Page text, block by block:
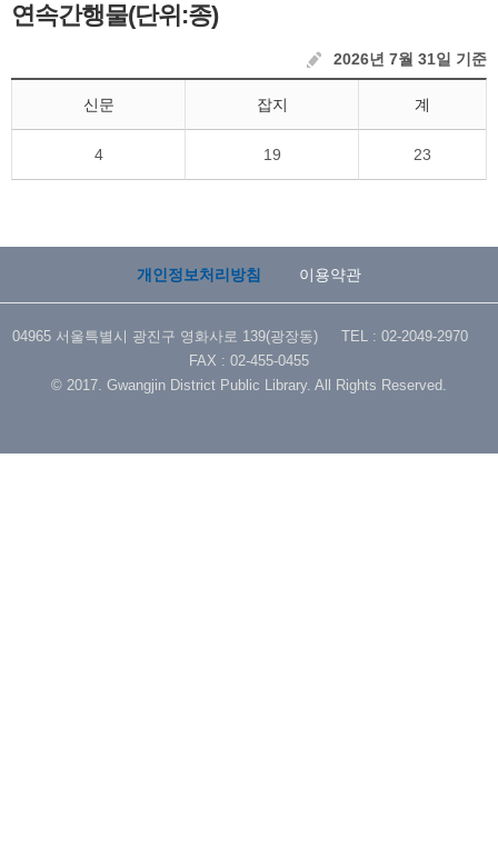
연속간행물(단위:종)
2026년 7월 31일 기준
신문 잡지 계
4 19 23
개인정보처리방침 이용약관
04965 서울특별시 광진구 영화사로 139(광장동) TEL : 02-2049-2970
FAX : 02-455-0455
© 2017. Gwangjin District Public Library. All Rights Reserved.